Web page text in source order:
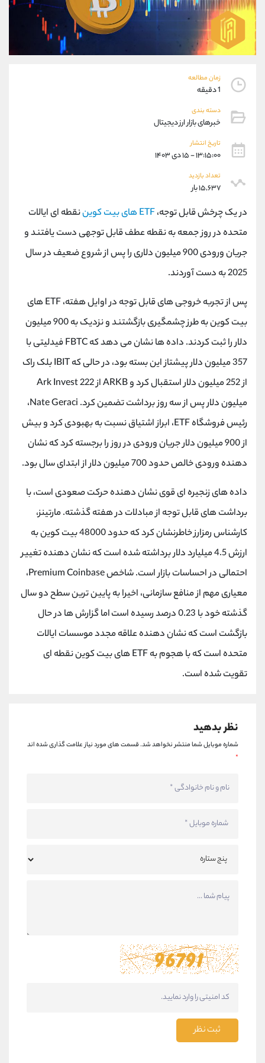
زمان مطالعه
1 دقیقه
دسته بندی
خبرهای بازار ارز دیجیتال
تاریخ انتشار
۱۳:۱۵:۰۰ - ۱۵ دی ۱۴۰۳
تعداد بازدید
۱۵,۶۳۷ بار
در یک چرخش قابل توجه،ETF های بیت کوین
نقطه ای ایالات
متحده در روز جمعه به نقطه عطف قابل توجهی دست یافتند و
جریان ورودی 900 میلیون دلاری را پس از شروع ضعیف در سال
2025 به دست آوردند.
پس از تجربه خروجی های قابل توجه در اوایل هفته، ETF های
بیت کوین به طرز چشمگیری بازگشتند و نزدیک به 900 میلیون
دلار را ثبت کردند. داده ها نشان می دهد که FBTC فیدلیتی با
357 میلیون دلار پیشتاز این بسته بود، در حالی که IBIT بلک راک
از 252 میلیون دلار استقبال کرد و ARKB از Ark Invest 222
میلیون دلار پس از سه روز برداشت تضمین کرد. Nate Geraci،
رئیس فروشگاه ETF، ابراز اشتیاق نسبت به بهبودی کرد و بیش
از 900 میلیون دلار جریان ورودی در روز را برجسته کرد که نشان
دهنده ورودی خالص حدود 700 میلیون دلار از ابتدای سال بود.
داده های زنجیره ای قوی نشان دهنده حرکت صعودی است، با
برداشت های قابل توجه از مبادلات در هفته گذشته. مارتینز،
کارشناس رمزارز خاطرنشان کرد که حدود 48000 بیت کوین به
ارزش 4.5 میلیارد دلار برداشته شده است که نشان دهنده تغییر
احتمالی در احساسات بازار است. شاخص Premium Coinbase،
معیاری مهم از منافع سازمانی، اخیرا به پایین ترین سطح دو سال
گذشته خود با 0.23 درصد رسیده است اما گزارش ها در حال
بازگشت است که نشان دهنده علاقه مجدد موسسات ایالات
متحده است که با هجوم به ETF های بیت کوین نقطه ای
تقویت شده است.
نظر بدهید
شماره موبایل شما منتشر نخواهد شد.قسمت های مورد نیاز علامت گذاری شده اند
*
ثبت نظر
09927779040
واتساپ شروع گفتگو
تلگرام @Armteam_admin_por
داخلی
پشتیبان فروش
واتساپ
داخلی
اطلاعات تماس (دفتر فروش)
تلفن 021-22021040
90001030
@alireza.mehrabii
کانال تلگرام @alirezamehrabi_com
کانال بله